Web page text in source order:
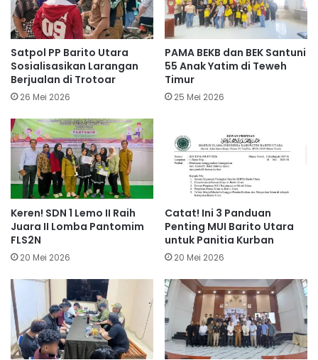
Satpol PP Barito Utara
Sosialisasikan Larangan
Berjualan di Trotoar
26 Mei 2026
PAMA BEKB dan BEK Santuni
55 Anak Yatim di Teweh
Timur
25 Mei 2026
Keren! SDN 1 Lemo II Raih
Juara II Lomba Pantomim
FLS2N
20 Mei 2026
Catat! Ini 3 Panduan
Penting MUI Barito Utara
untuk Panitia Kurban
20 Mei 2026